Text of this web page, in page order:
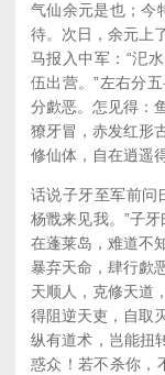
气仙余元是也；今
待。次日，余元上
马报入中军：“汜
伍出营。”左右分
分歔恶。怎见得：
獠牙冒，赤发红形
修仙体，自在逍遥
话说子牙至军前问
杨戬来见我。”子
在蓬莱岛，难道不
暴弃天命，肆行歔
天顺人，克修天道
得阻逆天吏，自取
纵有道术，岂能扭
惑众！若不杀你，